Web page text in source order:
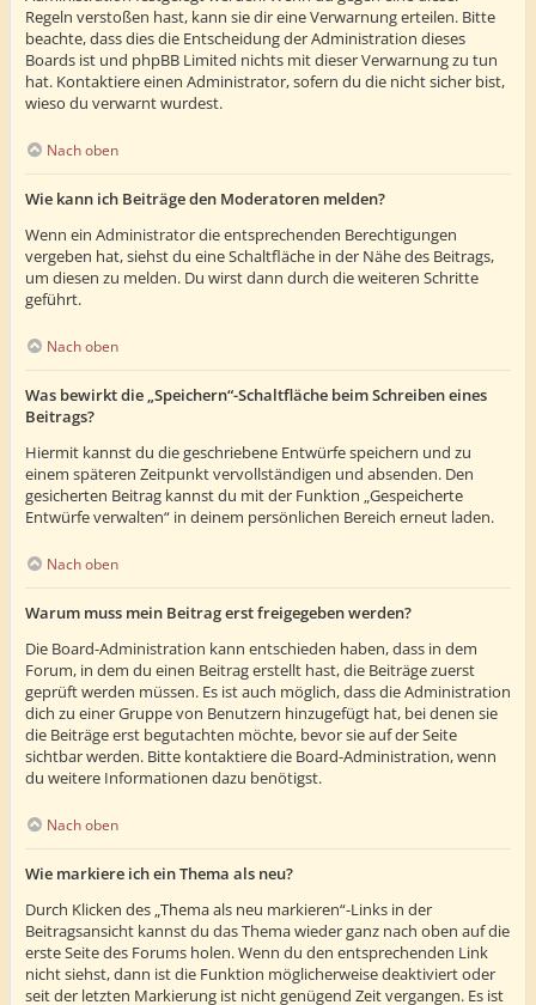
Regeln verstoßen hast, kann sie dir eine Verwarnung erteilen. Bitte
beachte, dass dies die Entscheidung der Administration dieses
Boards ist und phpBB Limited nichts mit dieser Verwarnung zu tun
hat. Kontaktiere einen Administrator, sofern du die nicht sicher bist,
wieso du verwarnt wurdest.
Nach oben
Wie kann ich Beiträge den Moderatoren melden?
Wenn ein Administrator die entsprechenden Berechtigungen
vergeben hat, siehst du eine Schaltfläche in der Nähe des Beitrags,
um diesen zu melden. Du wirst dann durch die weiteren Schritte
geführt.
Nach oben
Was bewirkt die „Speichern“-Schaltfläche beim Schreiben eines
Beitrags?
Hiermit kannst du die geschriebene Entwürfe speichern und zu
einem späteren Zeitpunkt vervollständigen und absenden. Den
gesicherten Beitrag kannst du mit der Funktion „Gespeicherte
Entwürfe verwalten“ in deinem persönlichen Bereich erneut laden.
Nach oben
Warum muss mein Beitrag erst freigegeben werden?
Die Board-Administration kann entschieden haben, dass in dem
Forum, in dem du einen Beitrag erstellt hast, die Beiträge zuerst
geprüft werden müssen. Es ist auch möglich, dass die Administration
dich zu einer Gruppe von Benutzern hinzugefügt hat, bei denen sie
die Beiträge erst begutachten möchte, bevor sie auf der Seite
sichtbar werden. Bitte kontaktiere die Board-Administration, wenn
du weitere Informationen dazu benötigst.
Nach oben
Wie markiere ich ein Thema als neu?
Durch Klicken des „Thema als neu markieren“-Links in der
Beitragsansicht kannst du das Thema wieder ganz nach oben auf die
erste Seite des Forums holen. Wenn du den entsprechenden Link
nicht siehst, dann ist die Funktion möglicherweise deaktiviert oder
seit der letzten Markierung ist nicht genügend Zeit vergangen. Es ist